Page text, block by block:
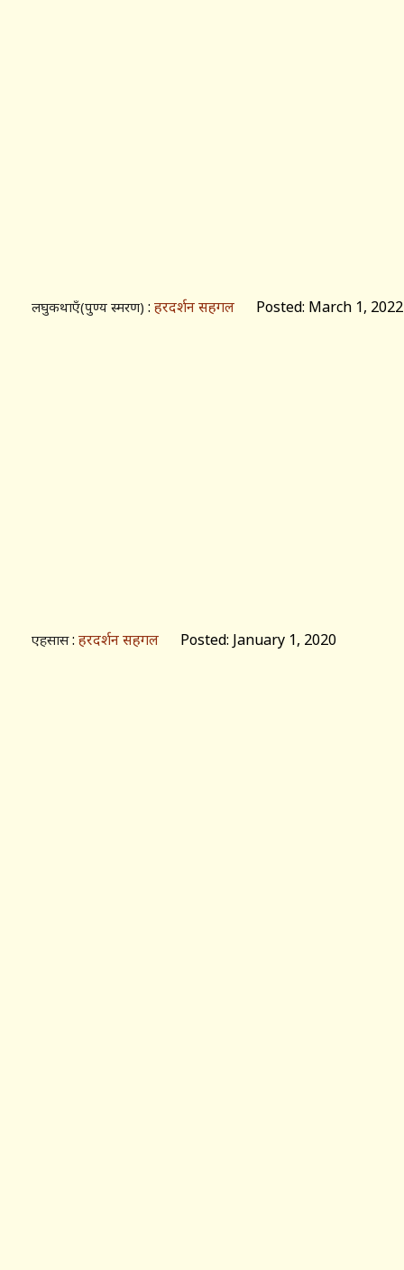
लघुकथाएँ(पुण्य स्मरण) : हरदर्शन सहगल Posted: March 1, 2022
एहसास: हरदर्शन सहगल Posted: January 1, 2020